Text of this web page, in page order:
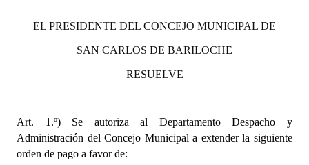
Resoluciones de Presidencia
INSTITUCIONAL
EL PRESIDENTE DEL CONCEJO MUNICIPAL DE
SAN CARLOS DE BARILOCHE
RESUELVE
Art. 1.º) Se autoriza al Departamento Despacho y
Administración del Concejo Municipal a extender la siguiente
orden de pago a favor de: